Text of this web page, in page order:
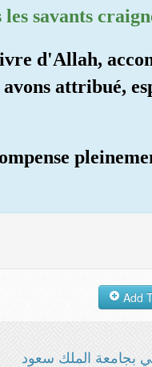
savants
d'Allah,
attribué,
بجامعة الملك سعود